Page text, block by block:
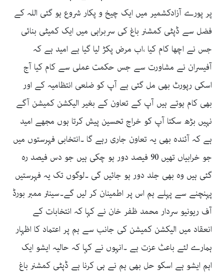
پر پورے آزادکشمیر میں ایک چیخ و پکار شروع ہو گئی اللہ کے
فضل سے ڈپٹی کمشنر باغ کی سربراہی میں ایک کمیٹی بنائی
جس نے اچھا کام کیا ،اب مرض پکڑ لیا گیا ہے امید ہے کہ
آفیسران نے مشاورت سے جس حکمت عملی سے کام کیا آج
اسکی رپورٹ بھی مل گئی ہے آپ کو ضلعی انتظامیہ کے اور
بھی کام ہوتے ہیں آپ کے تعاون کے بغیر الیکشن کمیشن آگے
نہیں بڑھ سکتا آپ کو خراج تحسین پیش کرتا ہوں مجھے امید
ہے کہ آئندہ بھی یہ تعاون جاری رہے گا ۔انتخابی فہرستوں میں
جو خرابیاں تھیں 90 فیصد دور ہو چکی ہیں جو دس فیصد رہ
گئی ہیں وہ بھی جلد دور ہو جائیں گی ۔لوگوں تک یہ فہرستیں
پہنچنے سے پہلے ہم اس پر اطمینان کر لیں گے۔سینئر ممبر بورڈ
آف ریونیو سردار محمد ظفر خان نے کہا کہ انتخابات کے
انعقاد میں الیکشن کمیشن کی جانب سے ہم پر اعتماد کا اظہار
ہمارے لئے باعث عزت ہے ۔انہوں نے کہا کہ حالیہ ایشو ایک
اہم ایشو ہے اسکو حل بھی ہم نے ہی کرنا ہے ڈپٹی کمشنر باغ